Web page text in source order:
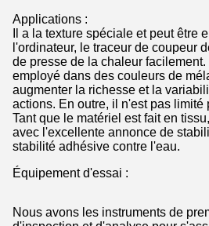
Applications :
Il a la texture spéciale et peut être
l'ordinateur, le traceur de coupeur
de presse de la chaleur
employé dans des couleurs de
augmenter la richesse et la
actions. En outre, il n'est pas limité
Tant que le matériel est fait en
avec l'excellente annonce de
stabilité adhésive contre l'eau.
Équipement d'essai :
Nous avons les instruments de